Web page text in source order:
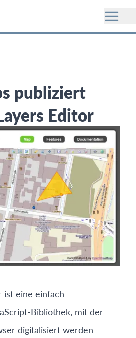
publiziert
Editor
ist eine einfach
Bibliothek, mit der
digitalisiert werden